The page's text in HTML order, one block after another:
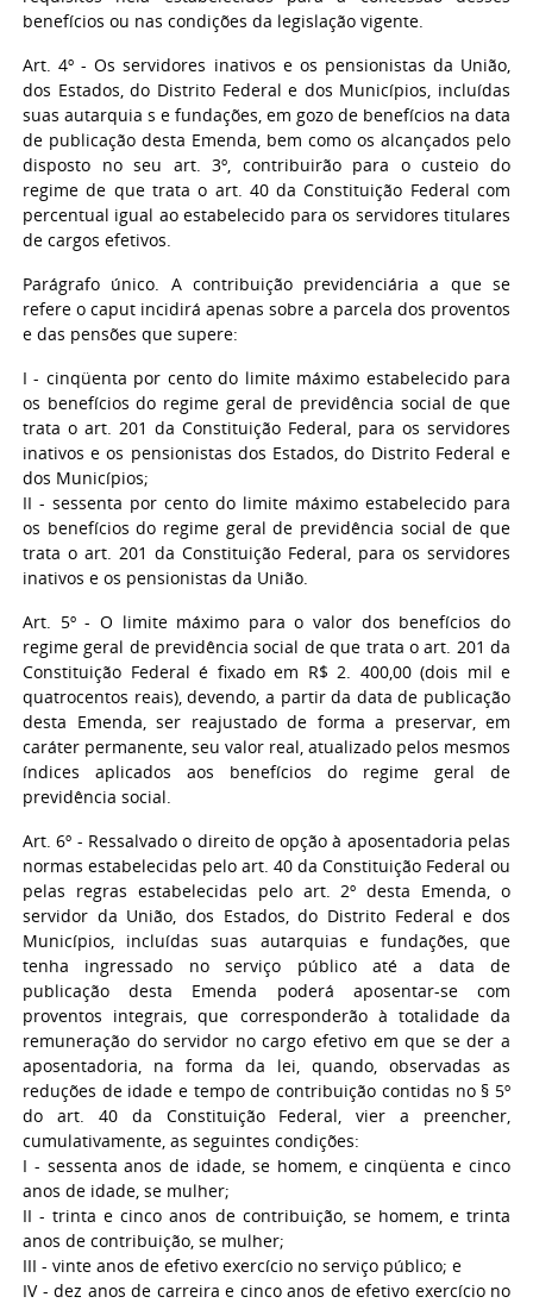
benefícios ou nas condições da legislação vigente.
Art. 4º - Os servidores inativos e os pensionistas da União,
dos Estados, do Distrito Federal e dos Municípios, incluídas
suas autarquia s e fundações, em gozo de benefícios na data
de publicação desta Emenda, bem como os alcançados pelo
disposto no seu art. 3º, contribuirão para o custeio do
regime de que trata o art. 40 da Constituição Federal com
percentual igual ao estabelecido para os servidores titulares
de cargos efetivos.
Parágrafo único. A contribuição previdenciária a que se
refere o caput incidirá apenas sobre a parcela dos proventos
e das pensões que supere:
I - cinqüenta por cento do limite máximo estabelecido para
os benefícios do regime geral de previdência social de que
trata o art. 201 da Constituição Federal, para os servidores
inativos e os pensionistas dos Estados, do Distrito Federal e
dos Municípios;
II - sessenta por cento do limite máximo estabelecido para
os benefícios do regime geral de previdência social de que
trata o art. 201 da Constituição Federal, para os servidores
inativos e os pensionistas da União.
Art. 5º - O limite máximo para o valor dos benefícios do
regime geral de previdência social de que trata o art. 201 da
Constituição Federal é fixado em R$ 2. 400,00 (dois mil e
quatrocentos reais), devendo, a partir da data de publicação
desta Emenda, ser reajustado de forma a preservar, em
caráter permanente, seu valor real, atualizado pelos mesmos
índices aplicados aos benefícios do regime geral de
previdência social.
Art. 6º - Ressalvado o direito de opção à aposentadoria pelas
normas estabelecidas pelo art. 40 da Constituição Federal ou
pelas regras estabelecidas pelo art. 2º desta Emenda, o
servidor da União, dos Estados, do Distrito Federal e dos
Municípios, incluídas suas autarquias e fundações, que
tenha ingressado no serviço público até a data de
publicação desta Emenda poderá aposentar-se com
proventos integrais, que corresponderão à totalidade da
remuneração do servidor no cargo efetivo em que se der a
aposentadoria, na forma da lei, quando, observadas as
reduções de idade e tempo de contribuição contidas no § 5º
do art. 40 da Constituição Federal, vier a preencher,
cumulativamente, as seguintes condições:
I - sessenta anos de idade, se homem, e cinqüenta e cinco
anos de idade, se mulher;
II - trinta e cinco anos de contribuição, se homem, e trinta
anos de contribuição, se mulher;
III - vinte anos de efetivo exercício no serviço público; e
IV - dez anos de carreira e cinco anos de efetivo exercício no